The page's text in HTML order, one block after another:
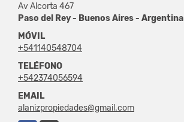
Av Alcorta 467
Paso del Rey - Buenos Aires - Argentina
MÓVIL
+541140548704
TELÉFONO
+542374056594
EMAIL
alanizpropiedades@gmail.com